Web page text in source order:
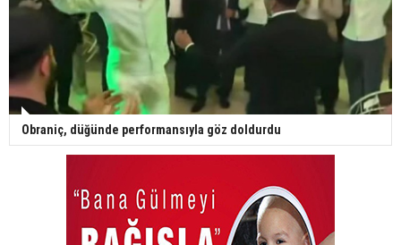
Obraniç, düğünde performansıyla göz doldurdu